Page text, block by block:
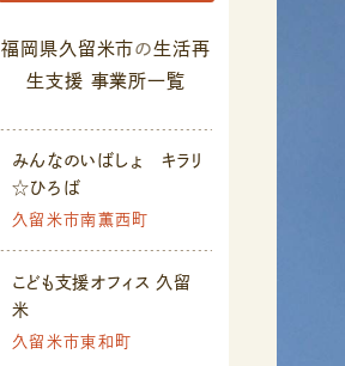
福岡県久留米市の生活再
生支援 事業所一覧
みんなのいばしょ キラリ
☆ひろば
久留米市南薫西町
こども支援オフィス 久留
米
久留米市東和町